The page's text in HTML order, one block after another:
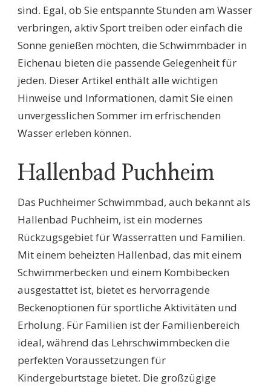
sind. Egal, ob Sie entspannte Stunden am Wasser
verbringen, aktiv Sport treiben oder einfach die
Sonne genießen möchten, die Schwimmbäder in
Eichenau bieten die passende Gelegenheit für
jeden. Dieser Artikel enthält alle wichtigen
Hinweise und Informationen, damit Sie einen
unvergesslichen Sommer im erfrischenden
Wasser erleben können.
Hallenbad Puchheim
Das Puchheimer Schwimmbad, auch bekannt als
Hallenbad Puchheim, ist ein modernes
Rückzugsgebiet für Wasserratten und Familien.
Mit einem beheizten Hallenbad, das mit einem
Schwimmerbecken und einem Kombibecken
ausgestattet ist, bietet es hervorragende
Beckenoptionen für sportliche Aktivitäten und
Erholung. Für Familien ist der Familienbereich
ideal, während das Lehrschwimmbecken die
perfekten Voraussetzungen für
Kindergeburtstage bietet. Die großzügige